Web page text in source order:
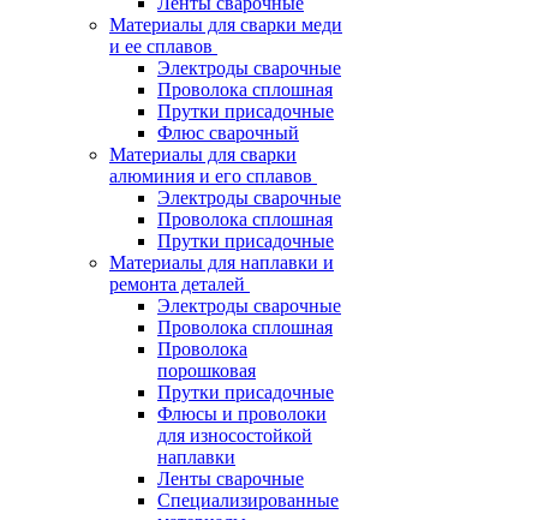
Материалы для сварки меди
и ее сплавов
Электроды сварочные
Проволока сплошная
Прутки присадочные
Флюс сварочный
Материалы для сварки
алюминия и его сплавов
Электроды сварочные
Проволока сплошная
Прутки присадочные
Материалы для наплавки и
ремонта деталей
Электроды сварочные
Проволока сплошная
Проволока
порошковая
Прутки присадочные
Флюсы и проволоки
для износостойкой
наплавки
Ленты сварочные
Специализированные